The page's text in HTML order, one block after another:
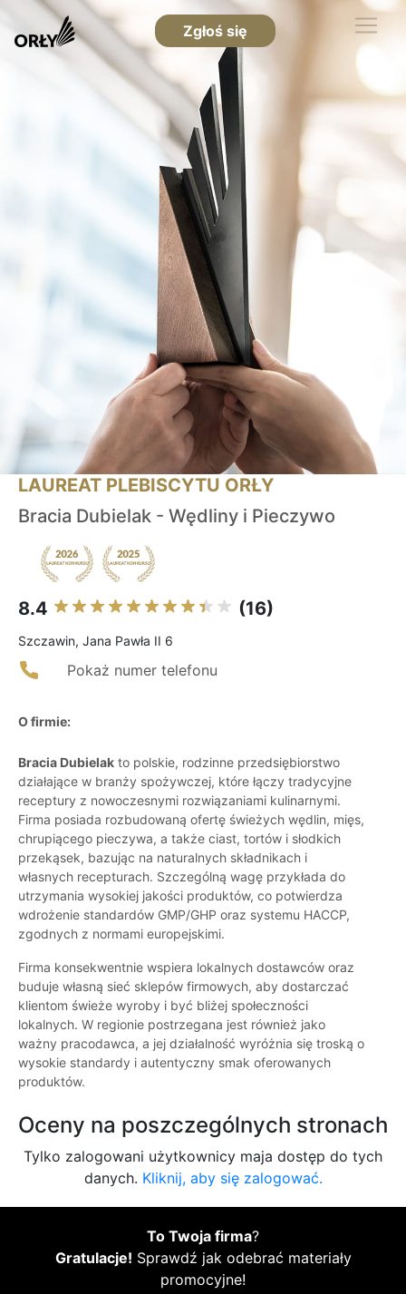
Zgłoś się
LAUREAT PLEBISCYTU ORŁY
Bracia Dubielak - Wędliny i Pieczywo
8.4 (16)
Szczawin, Jana Pawła II 6
Pokaż numer telefonu
O firmie:
Bracia Dubielak to polskie, rodzinne przedsiębiorstwo
działające w branży spożywczej, które łączy tradycyjne
receptury z nowoczesnymi rozwiązaniami kulinarnymi.
Firma posiada rozbudowaną ofertę świeżych wędlin, mięs,
chrupiącego pieczywa, a także ciast, tortów i słodkich
przekąsek, bazując na naturalnych składnikach i
własnych recepturach. Szczególną wagę przykłada do
utrzymania wysokiej jakości produktów, co potwierdza
wdrożenie standardów GMP/GHP oraz systemu HACCP,
zgodnych z normami europejskimi.
Firma konsekwentnie wspiera lokalnych dostawców oraz
buduje własną sieć sklepów firmowych, aby dostarczać
klientom świeże wyroby i być bliżej społeczności
lokalnych. W regionie postrzegana jest również jako
ważny pracodawca, a jej działalność wyróżnia się troską o
wysokie standardy i autentyczny smak oferowanych
produktów.
Oceny na poszczególnych stronach
Tylko zalogowani użytkownicy maja dostęp do tych
danych. Kliknij, aby się zalogować.
To Twoja firma?
Gratulacje! Sprawdź jak odebrać materiały
promocyjne!